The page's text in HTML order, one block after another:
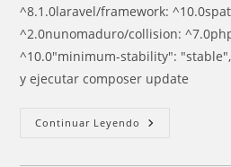
^8.1.0laravel/framework:
^2.0nunomaduro/collision:
^10.0"minimum-stability":
y ejecutar composer update
Continuar Leyendo Upgrade